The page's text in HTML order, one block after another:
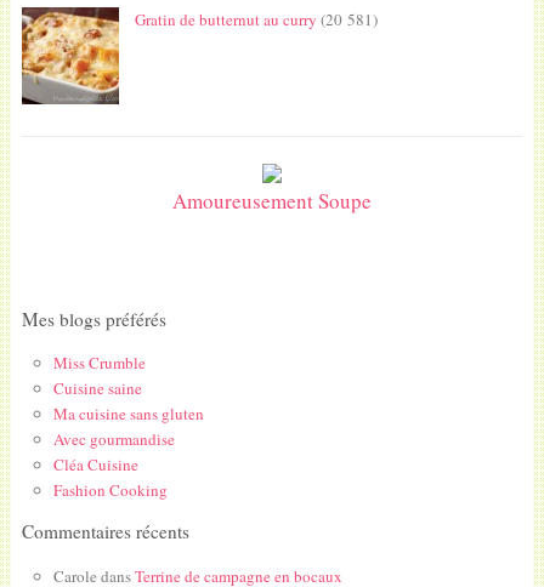
Gratin de butternut au curry (20 581)
Amoureusement Soupe
Mes blogs préférés
Miss Crumble
Cuisine saine
Ma cuisine sans gluten
Avec gourmandise
Cléa Cuisine
Fashion Cooking
Commentaires récents
Carole dansTerrine de campagne en bocaux